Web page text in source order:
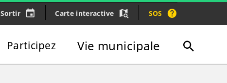
Sortir Carte interactive SOS
Participez Vie municipale